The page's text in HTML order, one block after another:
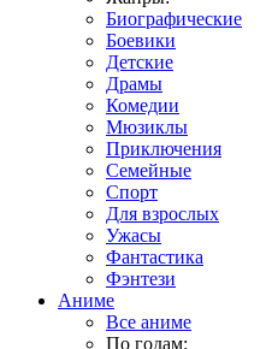
Биографические
Боевики
Детские
Драмы
Комедии
Мюзиклы
Приключения
Семейные
Спорт
Для взрослых
Ужасы
Фантастика
Фэнтези
Аниме
Все аниме
По годам: